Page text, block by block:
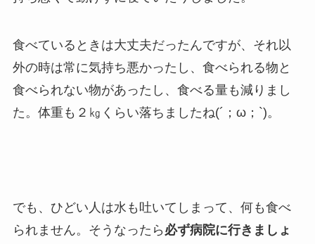
食べているときは大丈夫だったんですが、それ以
外の時は常に気持ち悪かったし、食べられる物と
食べられない物があったし、食べる量も減りまし
た。体重も２㎏くらい落ちましたね(´；ω；`)。
でも、ひどい人は水も吐いてしまって、何も食べ
られません。そうなったら 必ず病院に行きましょ